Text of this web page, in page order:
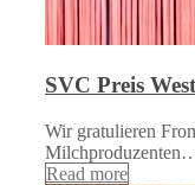
SVC Preis
Wir gratulieren
Read more